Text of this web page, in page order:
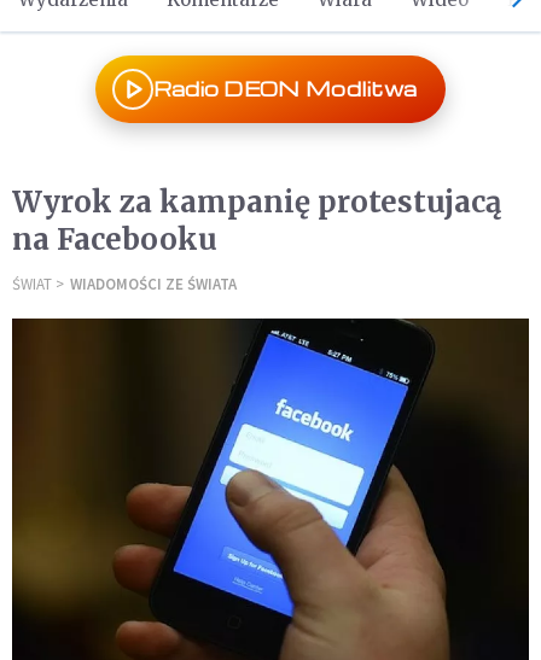
Radio DEON Modlitwa
Wyrok za kampanię protestujacą
na Facebooku
ŚWIAT WIADOMOŚCI ZE ŚWIATA